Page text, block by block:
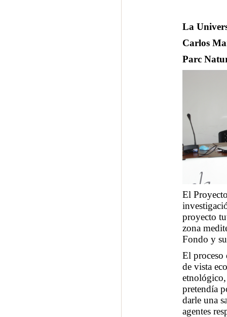
La
Carlos
Parc
El
proyecto
zona
Fondo y
El proceso
de vista
pretendía
darle una
agentes